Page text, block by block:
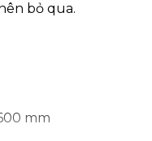
bỏ qua.
mm